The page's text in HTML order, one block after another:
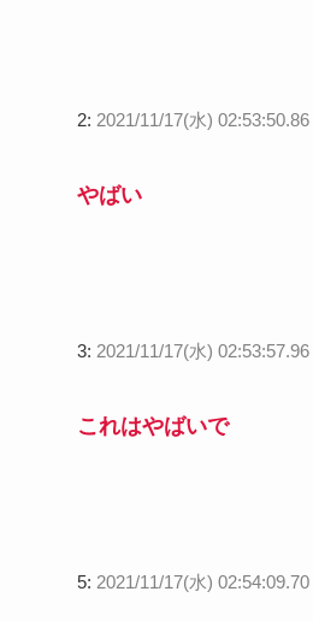
2: 2021/11/17(水) 02:53:50.86
やばい
3: 2021/11/17(水) 02:53:57.96
これはやばいで
5: 2021/11/17(水) 02:54:09.70